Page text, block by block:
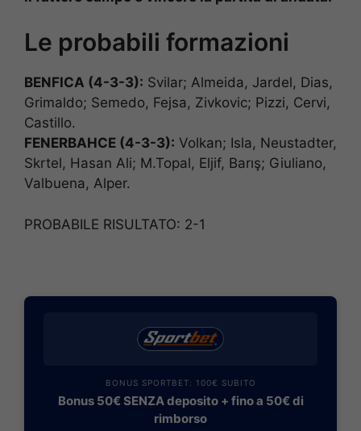
Le probabili formazioni
BENFICA (4-3-3): Svilar; Almeida, Jardel, Dias,
Grimaldo; Semedo, Fejsa, Zivkovic; Pizzi, Cervi,
Castillo.
FENERBAHCE (4-3-3): Volkan; Isla, Neustadter,
Skrtel, Hasan Ali; M.Topal, Eljif, Barış; Giuliano,
Valbuena, Alper.
PROBABILE RISULTATO: 2-1
BONUS SPORTBET: 100€ SUBITO
Bonus 50€ SENZA deposito + fino a 50€ di
rimborso